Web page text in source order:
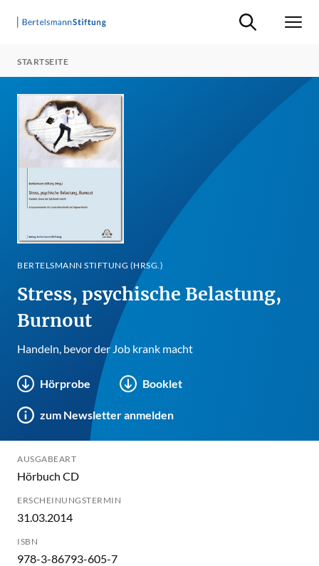
Suche ein-/
STARTSEITE
BERTELSMANN STIFTUNG (HRSG.)
Stress, psychische Belastung,
Burnout
Handeln, bevor der Job krank macht
Hörprobe Booklet
zum Newsletter anmelden
AUSGABEART
Hörbuch CD
ERSCHEINUNGSTERMIN
31.03.2014
ISBN
978-3-86793-605-7